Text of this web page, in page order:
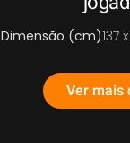
Dimensão (cm)137
Ver mais